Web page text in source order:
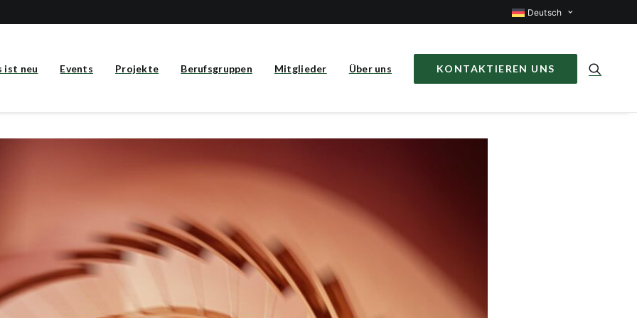
Deutsch
ist neu Events Projekte Berufsgruppen Mitglieder Über uns KONTAKTIEREN UNS